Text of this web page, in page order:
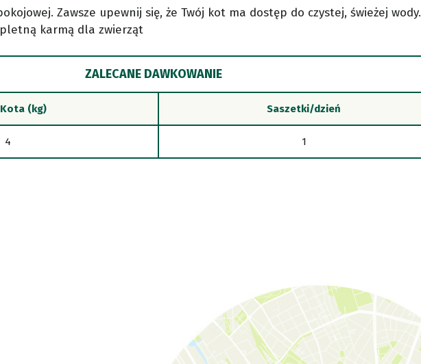
Zawsze upewnij się, że Twój kot ma dostęp do czystej, świeżej wody.
karmą dla zwierząt
ZALECANE DAWKOWANIE
(kg) Saszetki/dzień
4 1